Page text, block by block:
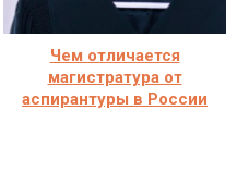
Чем отличается
магистратура от
аспирантуры в России